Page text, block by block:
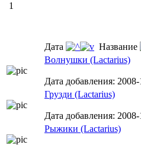
1
Дата Название
Волнушки (Lactarius)
Дата добавления:
Грузди (Lactarius)
Дата добавления:
Рыжики (Lactarius)